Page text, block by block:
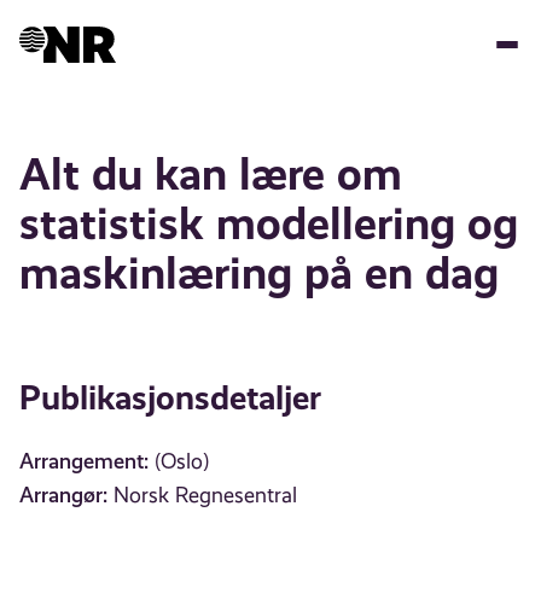
Alt du kan lære om
statistisk modellering og
maskinlæring på en dag
Publikasjonsdetaljer
Arrangement: (Oslo)
Arrangør: Norsk Regnesentral